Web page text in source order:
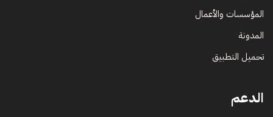
المؤسسات والأعمال
المدونة
تحميل التطبيق
الدعم